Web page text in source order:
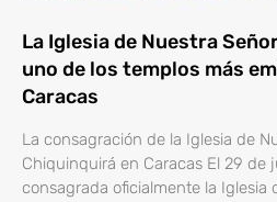
La Iglesia de Nuestra
uno de los templos más
Caracas
La consagración de la Iglesia de
Chiquinquirá en Caracas El 29 de
consagrada oficialmente la Iglesia